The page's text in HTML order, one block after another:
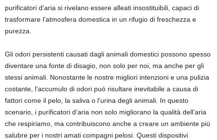
purificatori d’aria si rivelano essere alleati insostituibili, capaci di
trasformare l’atmosfera domestica in un rifugio di freschezza e
purezza.
Gli odori persistenti causati dagli animali domestici possono spesso
diventare una fonte di disagio, non solo per noi, ma anche per gli
stessi animali. Nonostante le nostre migliori intenzioni e una pulizia
costante, l’accumulo di odori può risultare inevitabile a causa di
fattori come il pelo, la saliva o l’urina degli animali. In questo
scenario, i purificatori d’aria non solo migliorano la qualità dell’aria
che respiriamo, ma contribuiscono anche a creare un ambiente più
salubre per i nostri amati compagni pelosi. Questi dispositivi